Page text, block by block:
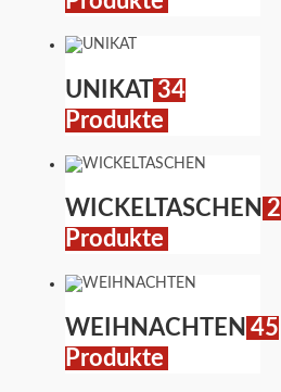
UNIKAT 34
Produkte
WICKELTASCHEN 2
Produkte
WEIHNACHTEN 45
Produkte